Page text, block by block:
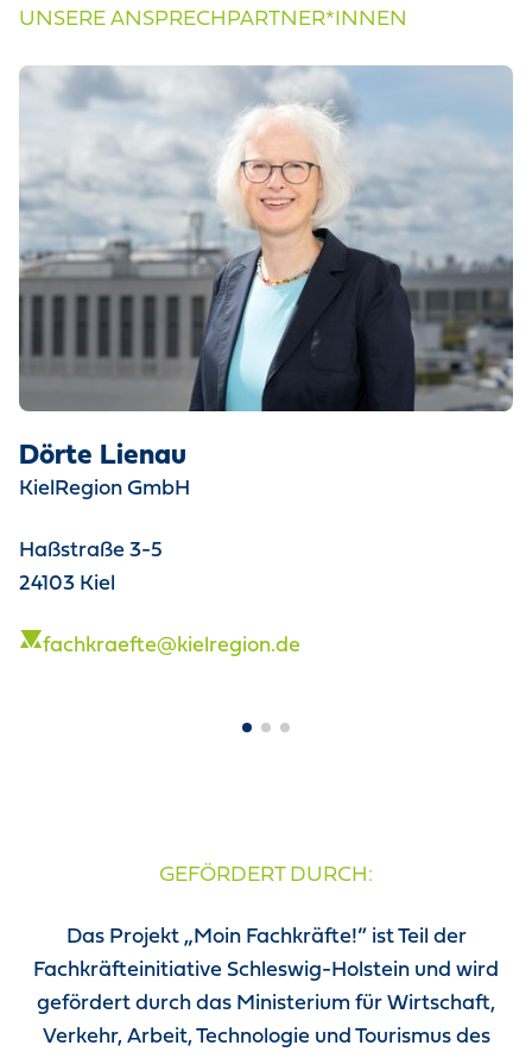
UNSERE ANSPRECHPARTNER*INNEN
Dörte Lienau
KielRegion GmbH
Haßstraße 3-5
24103 Kiel
fachkraefte@kielregion.de
GEFÖRDERT DURCH:
Das Projekt „Moin Fachkräfte!” ist Teil der
Fachkräfteinitiative Schleswig-Holstein und wird
gefördert durch das Ministerium für Wirtschaft,
Verkehr, Arbeit, Technologie und Tourismus des